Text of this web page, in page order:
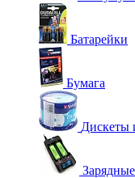
Батарейки
Бумага
Дискеты